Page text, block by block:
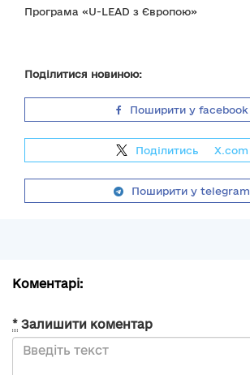
Програма «U-LEAD з Європою»
Поділитися новиною:
Поширити у facebook
Поділитись X.com
Поширити у telegram
Коментарі:
* Залишити коментар